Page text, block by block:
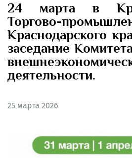
24 марта в
Торгово-
Краснодарского
заседание
деятельности.
25 марта 2026